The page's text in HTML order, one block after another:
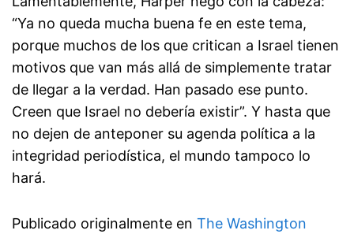
“Ya no queda mucha buena fe en este tema,
porque muchos de los que critican a Israel tienen
motivos que van más allá de simplemente tratar
de llegar a la verdad. Han pasado ese punto.
Creen que Israel no debería existir”. Y hasta que
no dejen de anteponer su agenda política a la
integridad periodística, el mundo tampoco lo
hará.
Publicado originalmente en The Washington